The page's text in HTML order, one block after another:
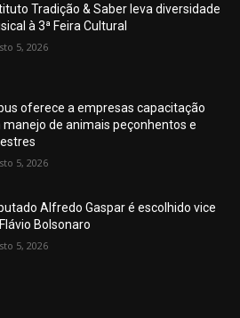
Tradição & Saber leva diversidade
à 3ª Feira Cultural
5, 2026
oferece a empresas capacitação
manejo de animais peçonhentos e
5, 2026
Alfredo Gaspar é escolhido vice
Bolsonaro
5, 2026